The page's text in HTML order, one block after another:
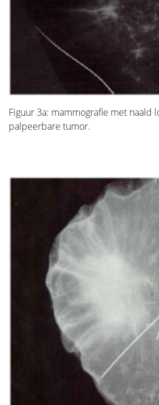
Figuur 3a: mammografie met naald
palpeerbare tumor.